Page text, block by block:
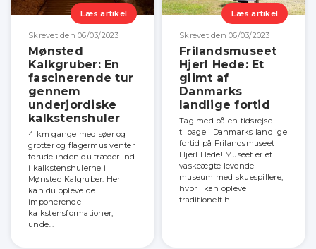
Læs artikel
Skrevet den 06/03/2023
Mønsted
Kalkgruber: En
fascinerende tur
gennem
underjordiske
kalkstenshuler
4 km gange med søer og
grotter og flagermus venter
forude inden du træder ind
i kalkstenshulerne i
Mønsted Kalgruber. Her
kan du opleve de
imponerende
kalkstensformationer,
unde...
Læs artikel
Skrevet den 06/03/2023
Frilandsmuseet
Hjerl Hede: Et
glimt af
Danmarks
landlige fortid
Tag med på en tidsrejse
tilbage i Danmarks landlige
fortid på Frilandsmuseet
Hjerl Hede! Museet er et
vaskeægte levende
museum med skuespillere,
hvor I kan opleve
traditionelt h...